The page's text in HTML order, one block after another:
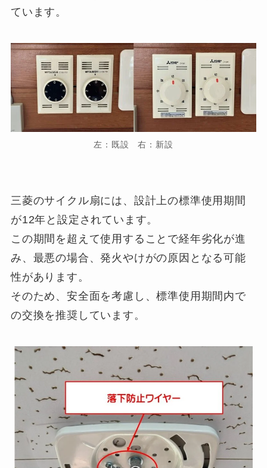
ています。
左：既設 右：新設
三菱のサイクル扇には、設計上の標準使用期間
が12年と設定されています。
この期間を超えて使用することで経年劣化が進
み、最悪の場合、発火やけがの原因となる可能
性があります。
そのため、安全面を考慮し、標準使用期間内で
の交換を推奨しています。